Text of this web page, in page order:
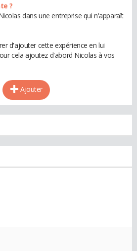
?
dans une entreprise qui n'apparaît
d'ajouter cette expérience en lui
cela ajoutez d'abord Nicolas à vos
Ajouter